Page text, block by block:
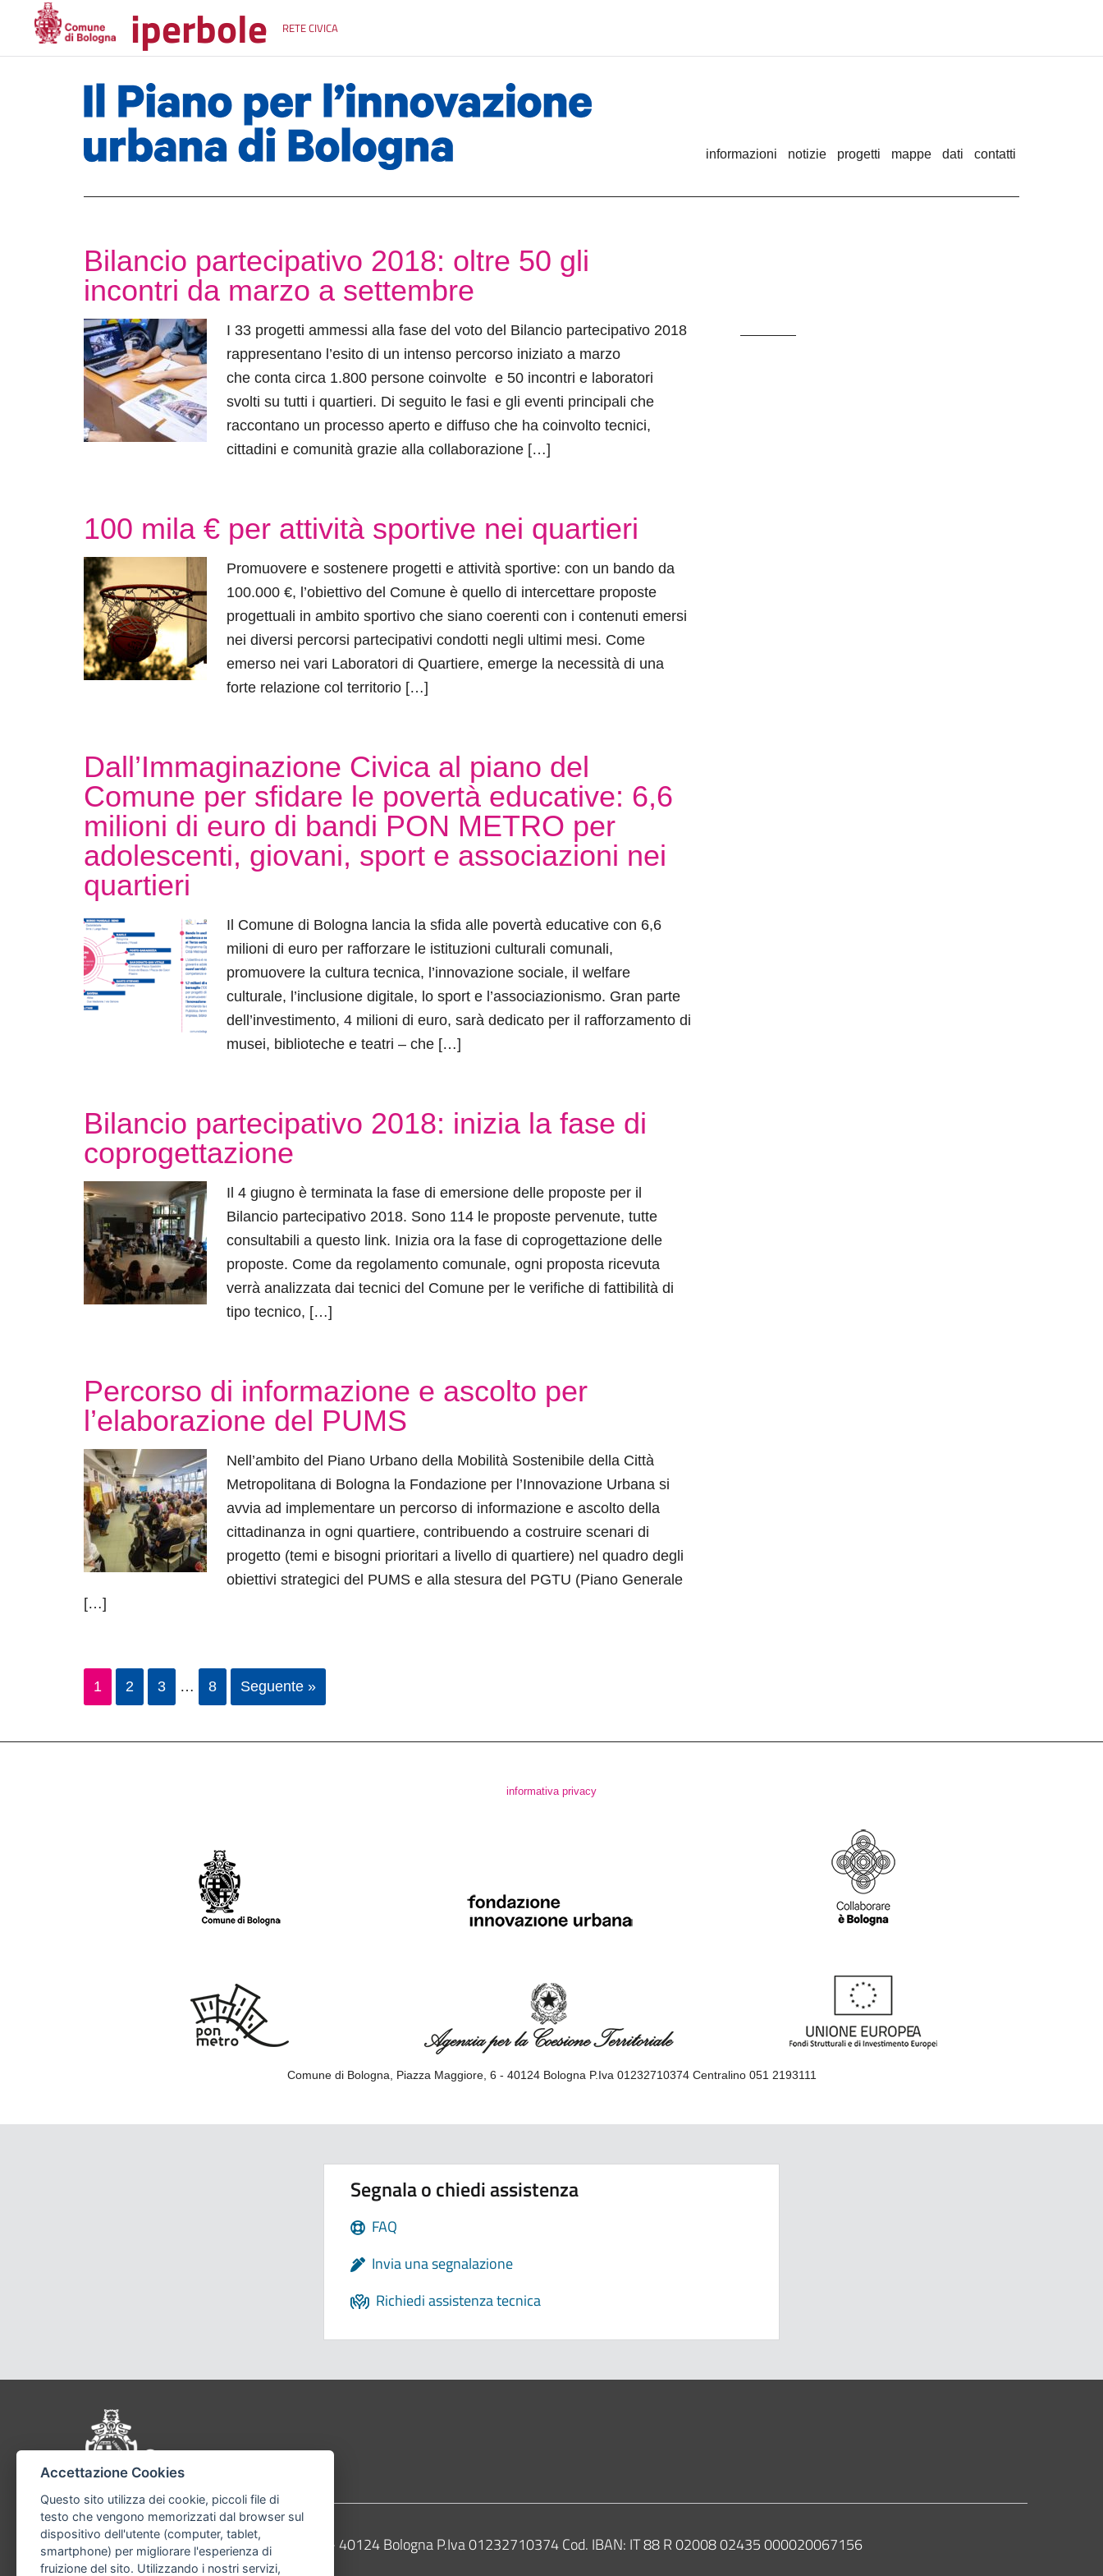
iperbole RETE CIVICA
informazioni notizie progetti mappe dati contatti
Bilancio partecipativo 2018: oltre 50 gli
incontri da marzo a settembre
I 33 progetti ammessi alla fase del voto del Bilancio partecipativo 2018
rappresentano l’esito di un intenso percorso iniziato a marzo
che conta circa 1.800 persone coinvolte e 50 incontri e laboratori
svolti su tutti i quartieri. Di seguito le fasi e gli eventi principali che
raccontano un processo aperto e diffuso che ha coinvolto tecnici,
cittadini e comunità grazie alla collaborazione […]
100 mila € per attività sportive nei quartieri
Promuovere e sostenere progetti e attività sportive: con un bando da
100.000 €, l’obiettivo del Comune è quello di intercettare proposte
progettuali in ambito sportivo che siano coerenti con i contenuti emersi
nei diversi percorsi partecipativi condotti negli ultimi mesi. Come
emerso nei vari Laboratori di Quartiere, emerge la necessità di una
forte relazione col territorio […]
Dall’Immaginazione Civica al piano del
Comune per sfidare le povertà educative: 6,6
milioni di euro di bandi PON METRO per
adolescenti, giovani, sport e associazioni nei
quartieri
Il Comune di Bologna lancia la sfida alle povertà educative con 6,6
milioni di euro per rafforzare le istituzioni culturali comunali,
promuovere la cultura tecnica, l’innovazione sociale, il welfare
culturale, l’inclusione digitale, lo sport e l’associazionismo. Gran parte
dell’investimento, 4 milioni di euro, sarà dedicato per il rafforzamento di
musei, biblioteche e teatri – che […]
Bilancio partecipativo 2018: inizia la fase di
coprogettazione
Il 4 giugno è terminata la fase di emersione delle proposte per il
Bilancio partecipativo 2018. Sono 114 le proposte pervenute, tutte
consultabili a questo link. Inizia ora la fase di coprogettazione delle
proposte. Come da regolamento comunale, ogni proposta ricevuta
verrà analizzata dai tecnici del Comune per le verifiche di fattibilità di
tipo tecnico, […]
Percorso di informazione e ascolto per
l’elaborazione del PUMS
Nell’ambito del Piano Urbano della Mobilità Sostenibile della Città
Metropolitana di Bologna la Fondazione per l’Innovazione Urbana si
avvia ad implementare un percorso di informazione e ascolto della
cittadinanza in ogni quartiere, contribuendo a costruire scenari di
progetto (temi e bisogni prioritari a livello di quartiere) nel quadro degli
obiettivi strategici del PUMS e alla stesura del PGTU (Piano Generale
[…]
1 2 3 … 8 Seguente »
informativa privacy
Comune di Bologna, Piazza Maggiore, 6 - 40124 Bologna P.Iva 01232710374 Centralino 051 2193111
Segnala o chiedi assistenza
FAQ
Invia una segnalazione
Richiedi assistenza tecnica
Pié di pagina di Comune di Bologna
Contatti
Comune di Bologna, Piazza Maggiore, 6 - 40124 Bologna P.Iva 01232710374 Cod. IBAN: IT 88 R 02008 02435 000020067156
Accettazione Cookies
Questo sito utilizza dei cookie, piccoli file di
testo che vengono memorizzati dal browser sul
dispositivo dell'utente (computer, tablet,
smartphone) per migliorare l'esperienza di
fruizione del sito. Utilizzando i nostri servizi,